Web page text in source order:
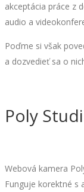
akceptácia práce z
audio a
Poďme si však
a dozvedieť sa o
Poly
Webová kamera
Funguje korektné s